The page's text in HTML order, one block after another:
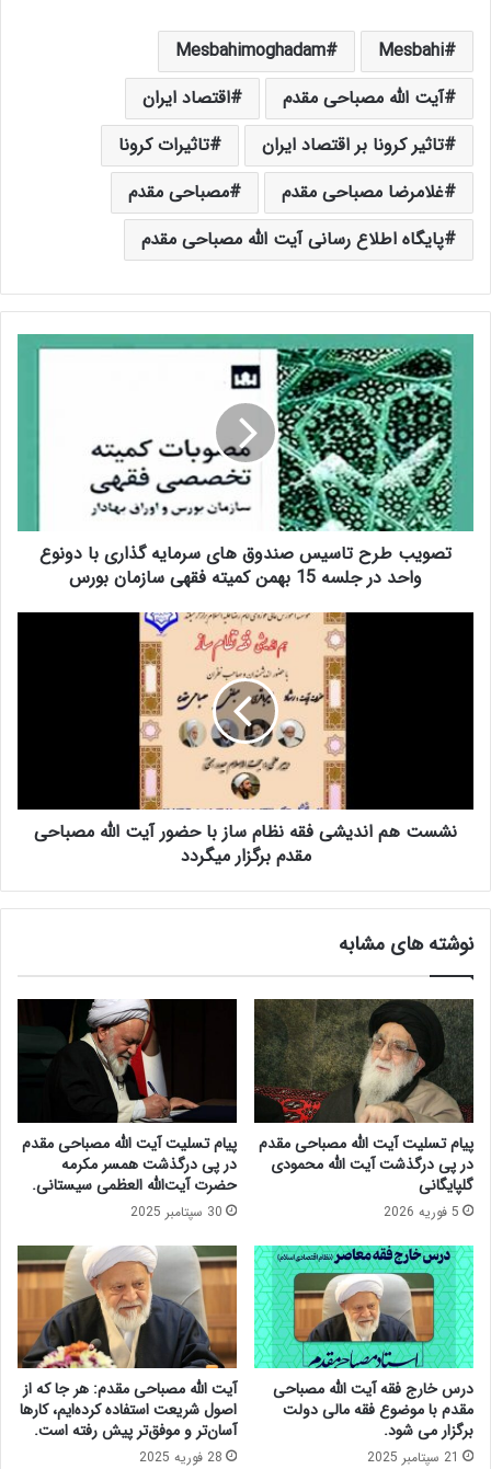
Mesbahi
Mesbahimoghadam
آیت الله مصباحی مقدم
اقتصاد ایران
تاثیر کرونا بر اقتصاد ایران
تاثیرات کرونا
غلامرضا مصباحی مقدم
مصباحی مقدم
پایگاه اطلاع رسانی آیت الله مصباحی مقدم
ت
ی
ا
ه
ا
ر
ی
ب
ا
د
و
ن
و
ع
و
ا
ح
د
د
ر
ج
ل
س
ه
تصویب طرح تاسیس صندوق های سرمایه گذاری با دونوع
واحد در جلسه 15 بهمن کمیته فقهی سازمان بورس
د
ف
ه
ا
م
س
ا
ز
ب
ا
ح
ض
و
ر
آ
ی
ت
ا
ل
ل
ه
م
ص
نشست هم اندیشی فقه نظام ساز با حضور آیت الله مصباحی
مقدم برگزار میگردد
نوشته های مشابه
پیام تسلیت آیت الله مصباحی مقدم
در پی درگذشت آیت الله محمودی
گلپایگانی
5 فوریه 2026
پیام تسلیت آیت الله مصباحی مقدم
در پی درگذشت همسر مکرمه
حضرت آیت‌الله العظمی سیستانی.
30 سپتامبر 2025
درس خارج فقه آیت الله مصباحی
مقدم با موضوع فقه مالی دولت
برگزار می شود.
21 سپتامبر 2025
آیت الله مصباحی مقدم: هر جا که از
اصول شریعت استفاده کرده‌ایم، کارها
آسان‌تر و موفق‌تر پیش رفته است.
28 فوریه 2025